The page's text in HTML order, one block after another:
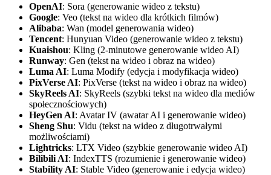
OpenAI: Sora (generowanie wideo z tekstu)
Google: Veo (tekst na wideo dla krótkich filmów)
Alibaba: Wan (model generowania wideo)
Tencent: Hunyuan Video (generowanie wideo z tekstu)
Kuaishou: Kling (2-minutowe generowanie wideo AI)
Runway: Gen (tekst na wideo i obraz na wideo)
Luma AI: Luma Modify (edycja i modyfikacja wideo)
PixVerse AI: PixVerse (tekst na wideo i obraz na wideo)
SkyReels AI: SkyReels (szybki tekst na wideo dla mediów
społecznościowych)
HeyGen AI: Avatar IV (awatar AI i generowanie wideo)
Sheng Shu: Vidu (tekst na wideo z długotrwałymi
możliwościami)
Lightricks: LTX Video (szybkie generowanie wideo AI)
Bilibili AI: IndexTTS (rozumienie i generowanie wideo)
Stability AI: Stable Video (generowanie i edycja wideo)